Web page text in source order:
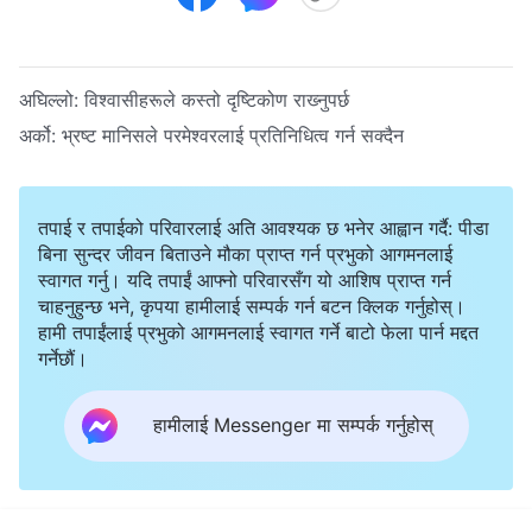
अघिल्लो: विश्‍वासीहरूले कस्तो दृष्टिकोण राख्‍नुपर्छ
अर्को: भ्रष्ट मानिसले परमेश्‍वरलाई प्रतिनिधित्व गर्न सक्दैन
तपाई र तपाईको परिवारलाई अति आवश्यक छ भनेर आह्वान गर्दै: पीडा
बिना सुन्दर जीवन बिताउने मौका प्राप्त गर्न प्रभुको आगमनलाई
स्वागत गर्नु। यदि तपाईं आफ्नो परिवारसँग यो आशिष प्राप्त गर्न
चाहनुहुन्छ भने, कृपया हामीलाई सम्पर्क गर्न बटन क्लिक गर्नुहोस्।
हामी तपाईंलाई प्रभुको आगमनलाई स्वागत गर्ने बाटो फेला पार्न मद्दत
गर्नेछौं।
हामीलाई Messenger मा सम्पर्क गर्नुहोस्